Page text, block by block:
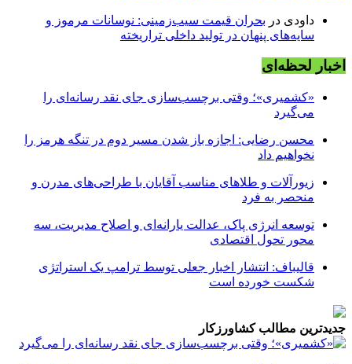
داودی در بحران قیمت سیب‌زمینی: نوسانات مرموز و
سایه‌های پنهان در تولید داخلی تراریخته
اخبار لحظه‌ای
«کشمیری»؛ وقتی برچسب‌سازی جای نقد رسانه‌ای را
می‌گیرد
محسن رضایی: اجازه باز شدن مسیر دوم در تنگه هرمز را
نخواهیم داد
زیورآلات و طلاهای مناسب آقایان با طراحی‌های مدرن و
منحصر به فرد
توسعه انرژی پاک، عدالت یارانه‌ای و اصلاح مدیریت، سه
محور تحول اقتصادی
قالیباف: انتشار اخبار جعلی توسط ترامپ یک استراتژی
شکست خورده است
جدیدترین مطالب کشاورزکار